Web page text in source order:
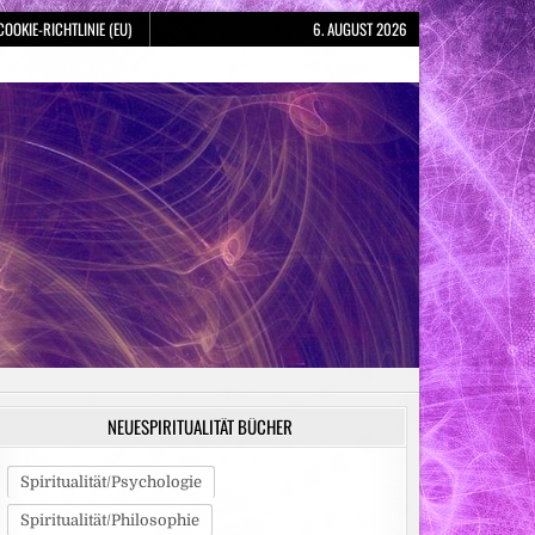
RICHTLINIE (EU) 6. AUGUST 2026
NEUESPIRITUALITÄT BÜCHER
Spiritualität/Psychologie
Spiritualität/Philosophie